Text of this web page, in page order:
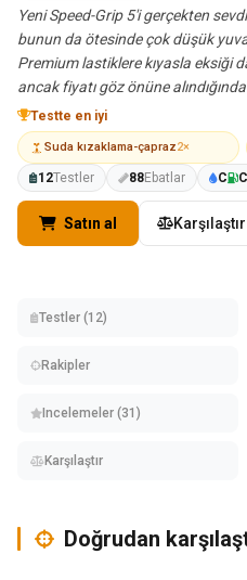
Yeni Speed-Grip 5'i gerçekten
bunun da ötesinde çok düşük
Premium lastiklere kıyasla eksiği
ancak fiyatı göz önüne
Testte en iyi
Suda kızaklama-çapraz2×
12Testler 88Ebatlar C C
Satın al Karşılaştır
Testler (12)
Rakipler
Incelemeler (31)
Karşılaştır
Doğrudan